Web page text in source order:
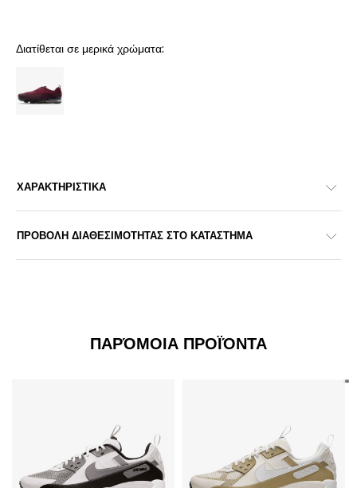
Διατίθεται σε μερικά χρώματα:
ΧΑΡΑΚΤΗΡΙΣΤΙΚΑ
ΠΡΟΒΟΛΗ ΔΙΑΘΕΣΙΜΟΤΗΤΑΣ ΣΤΟ ΚΑΤΑΣΤΗΜΑ
ΠΑΡΌΜΟΙΑ ΠΡΟΪΌΝΤΑ